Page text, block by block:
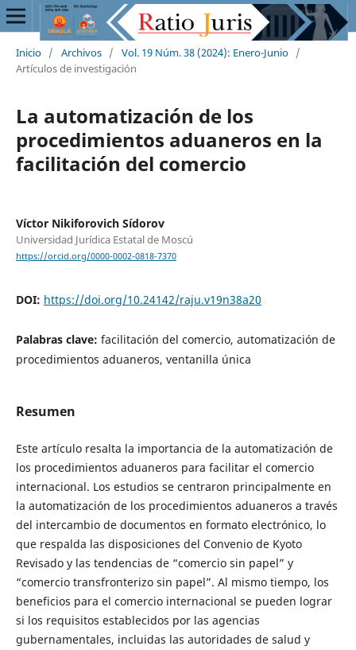
Inicio / Archivos / Vol. 19 Núm. 38 (2024): Enero-Junio /
Artículos de investigación
La automatización de los
procedimientos aduaneros en la
facilitación del comercio
Víctor Nikiforovich Sídorov
Universidad Jurídica Estatal de Moscú
https://orcid.org/0000-0002-0818-7370
DOI: https://doi.org/10.24142/raju.v19n38a20
Palabras clave: facilitación del comercio, automatización de
procedimientos aduaneros, ventanilla única
Resumen
Este artículo resalta la importancia de la automatización de
los procedimientos aduaneros para facilitar el comercio
internacional. Los estudios se centraron principalmente en
la automatización de los procedimientos aduaneros a través
del intercambio de documentos en formato electrónico, lo
que respalda las disposiciones del Convenio de Kyoto
Revisado y las tendencias de “comercio sin papel” y
“comercio transfronterizo sin papel”. Al mismo tiempo, los
beneficios para el comercio internacional se pueden lograr
si los requisitos establecidos por las agencias
gubernamentales, incluidas las autoridades de salud y